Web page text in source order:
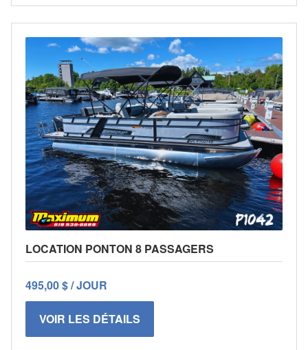
LOCATION PONTON 8 PASSAGERS
495,00 $ / JOUR
VOIR LES DÉTAILS